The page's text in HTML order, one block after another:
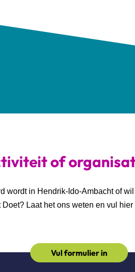
of
wordt in Hendrik-Ido-Ambacht of
Doet? Laat het ons weten en vul hier
Vul formulier in